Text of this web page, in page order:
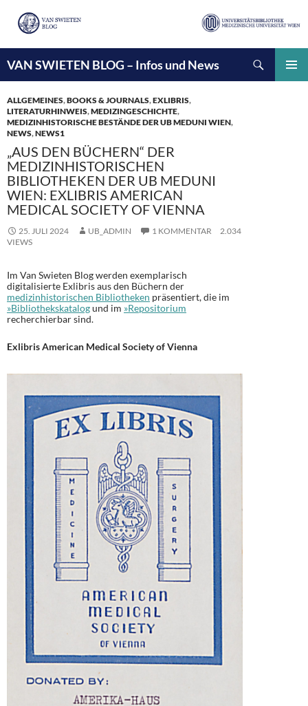
VAN SWIETEN BLOG – Infos und News
INHALT
SPRINGEN
ALLGEMEINES,BOOKS & JOURNALS,EXLIBRIS,
LITERATURHINWEIS,MEDIZINGESCHICHTE,
MEDIZINHISTORISCHE BESTÄNDE DER UB MEDUNI WIEN,
NEWS,NEWS1
„AUS DEN BÜCHERN“ DER
MEDIZINHISTORISCHEN
BIBLIOTHEKEN DER UB MEDUNI
WIEN: EXLIBRIS AMERICAN
MEDICAL SOCIETY OF VIENNA
25. JULI 2024 UB_ADMIN 1 KOMMENTAR
2.034
VIEWS
Im Van Swieten Blog werden exemplarisch
digitalisierte Exlibris aus den Büchern der
medizinhistorischen Bibliotheken präsentiert, die im
»Bibliothekskatalogund im »Repositorium
recherchierbar sind.
Exlibris American Medical Society of Vienna